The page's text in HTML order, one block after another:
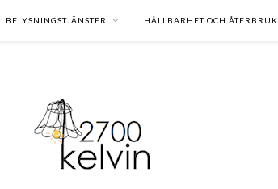
BELYSNINGSTJÄNSTER HÅLLBARHET OCH ÅTERBRUK